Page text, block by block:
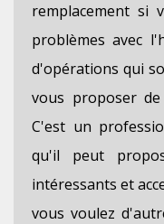
remplacement si
problèmes avec
d'opérations qui
vous proposer
C'est un
qu'il peut
intéressants et
vous voulez